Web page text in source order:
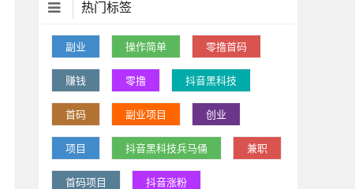
热门标签
副业 操作简单 零撸首码
赚钱 零撸 抖音黑科技
首码 副业项目 创业
项目 抖音黑科技兵马俑 兼职
首码项目 抖音涨粉